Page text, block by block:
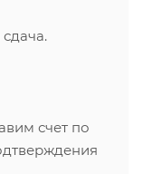
счет по